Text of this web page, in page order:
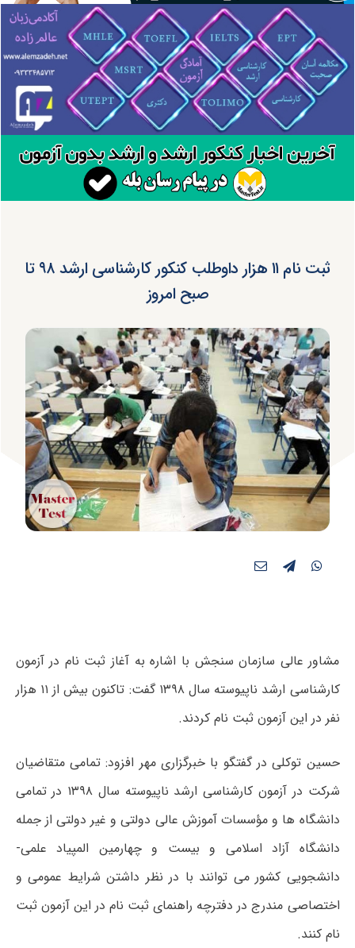
ثبت نام ۱۱ هزار داوطلب کنکور کارشناسی ارشد ۹۸ تا
صبح امروز
مشاور عالی سازمان سنجش با اشاره به آغاز ثبت نام در آزمون
کارشناسی ارشد ناپیوسته سال ۱۳۹۸ گفت: تاکنون بیش از ۱۱ هزار
نفر در این آزمون ثبت نام کردند.
حسین توکلی در گفتگو با خبرگزاری مهر افزود: تمامی متقاضیان
شرکت در آزمون کارشناسی ارشد ناپیوسته سال ۱۳۹۸ در تمامی
دانشگاه ها و مؤسسات آموزش عالی دولتی و غیر دولتی از جمله
دانشگاه آزاد اسلامی و بیست و چهارمین المپیاد علمی-
دانشجویی کشور می توانند با در نظر داشتن شرایط عمومی و
اختصاصی مندرج در دفترچه راهنمای ثبت نام در این آزمون ثبت
نام کنند.